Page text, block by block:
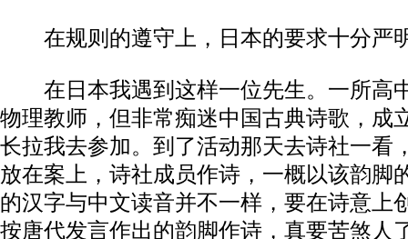
在规则的遵守上，日本的要求十分严
在日本我遇到这样一位先生。一所高
物理教师，但非常痴迷中国古典诗歌，成
长拉我去参加。到了活动那天去诗社一看
放在案上，诗社成员作诗，一概以该韵脚
的汉字与中文读音并不一样，要在诗意上
按唐代发言作出的韵脚作诗，真要苦煞人